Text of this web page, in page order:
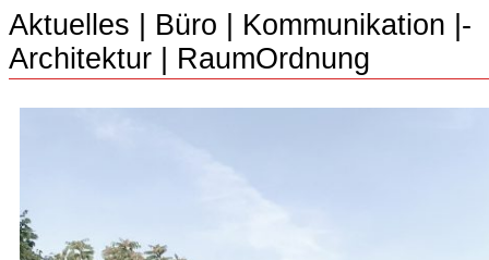
Aktuelles Büro Kommunikation |­
Architektur
RaumOrdnung